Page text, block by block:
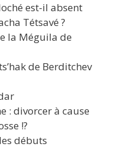
est-il absent
Tétsavé ?
la Méguila de
de Berditchev
: divorcer à cause
!?
débuts